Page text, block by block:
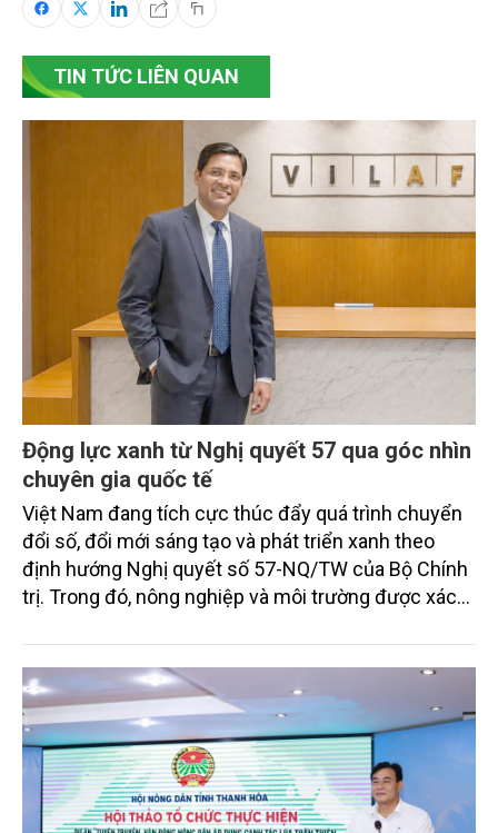
TIN TỨC LIÊN QUAN
Động lực xanh từ Nghị quyết 57 qua góc nhìn
chuyên gia quốc tế
Việt Nam đang tích cực thúc đẩy quá trình chuyển
đổi số, đổi mới sáng tạo và phát triển xanh theo
định hướng Nghị quyết số 57-NQ/TW của Bộ Chính
trị. Trong đó, nông nghiệp và môi trường được xác
sắc bởi các tiến bộ công nghệ và cam kết bền vững
toàn cầu, đặc biệt là mục tiêu đưa phát thải ròng
bằng 0 (Net-Zero) vào năm 2050.